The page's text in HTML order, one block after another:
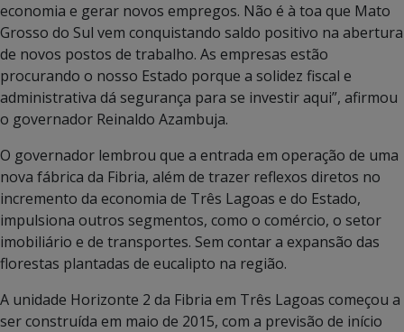
economia e gerar novos empregos. Não é à toa que Mato
Grosso do Sul vem conquistando saldo positivo na abertura
de novos postos de trabalho. As empresas estão
procurando o nosso Estado porque a solidez fiscal e
administrativa dá segurança para se investir aqui”, afirmou
o governador Reinaldo Azambuja.
O governador lembrou que a entrada em operação de uma
nova fábrica da Fibria, além de trazer reflexos diretos no
incremento da economia de Três Lagoas e do Estado,
impulsiona outros segmentos, como o comércio, o setor
imobiliário e de transportes. Sem contar a expansão das
florestas plantadas de eucalipto na região.
A unidade Horizonte 2 da Fibria em Três Lagoas começou a
ser construída em maio de 2015, com a previsão de início